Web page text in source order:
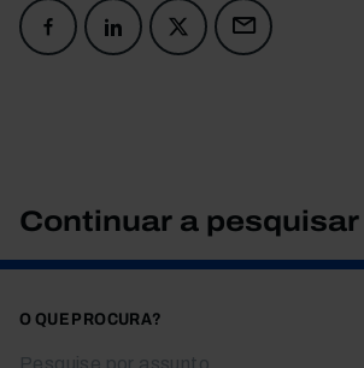
Continuar a pesquisar
O QUE PROCURA?